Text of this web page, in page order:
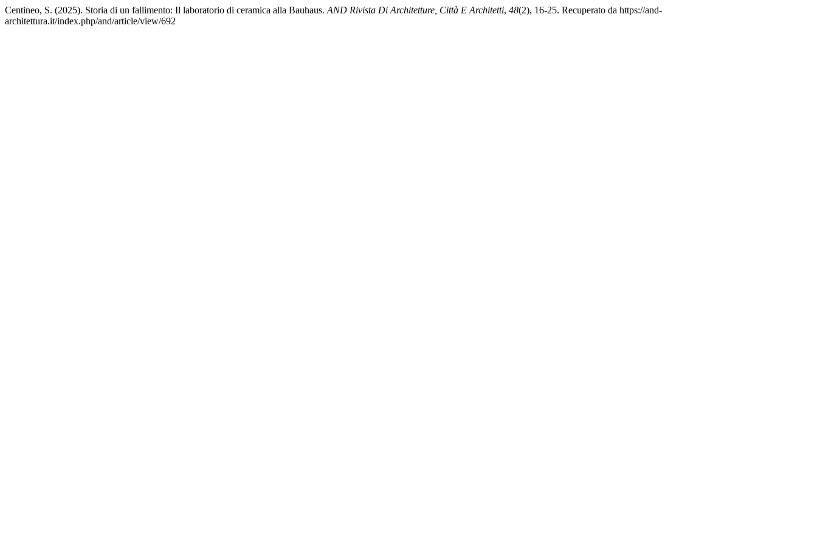
Centineo, S. (2025). Storia di un fallimento: Il laboratorio di ceramica alla Bauhaus. AND Rivista Di Architetture, Città E Architetti, 48(2), 16-25. Recuperato da https://and-
architettura.it/index.php/and/article/view/692